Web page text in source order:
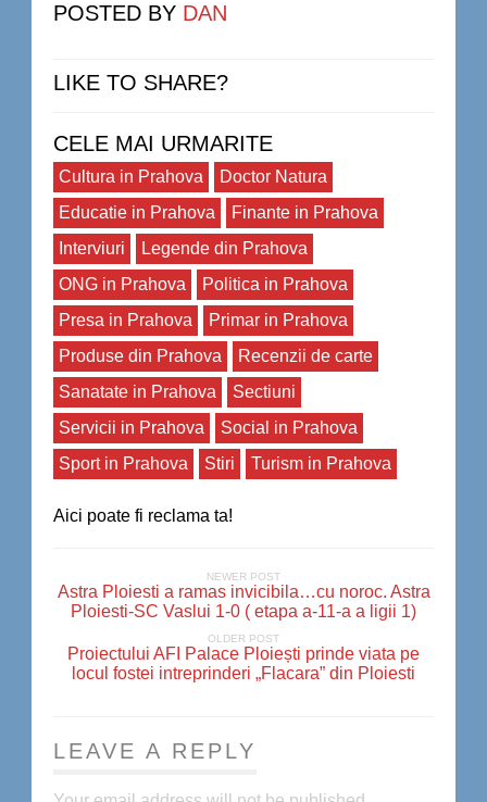
POSTED BY DAN
LIKE TO SHARE?
CELE MAI URMARITE
Cultura in Prahova
Doctor Natura
Educatie in Prahova
Finante in Prahova
Interviuri
Legende din Prahova
ONG in Prahova
Politica in Prahova
Presa in Prahova
Primar in Prahova
Produse din Prahova
Recenzii de carte
Sanatate in Prahova
Sectiuni
Servicii in Prahova
Social in Prahova
Sport in Prahova
Stiri Turism in Prahova
Aici poate fi reclama ta!
NEWER POST
Astra Ploiesti a ramas invicibila…cu noroc. Astra
Ploiesti-SC Vaslui 1-0 ( etapa a-11-a a ligii 1)
OLDER POST
Proiectulu​i AFI Palace Ploiești prinde viata pe
locul fostei intreprind​eri „Flacara” din Ploiesti
LEAVE A REPLY